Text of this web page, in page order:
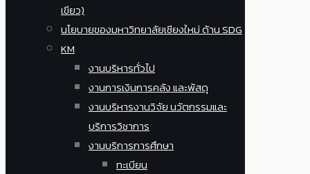
เขียว)
นโยบายของมหาวิทยาลัยเชียงใหม่ ด้าน SDG
KM
งานบริหารทั่วไป
งานการเงินการคลัง และพัสดุ
งานบริหารงานวิจัย นวัตกรรมและ
บริการวิชาการ
งานบริการการศึกษา
ทะเบียน